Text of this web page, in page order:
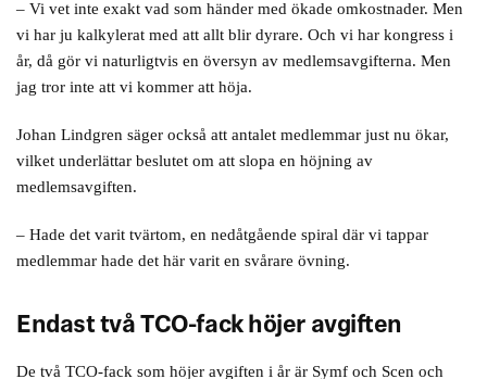
– Vi vet inte exakt vad som händer med ökade omkostnader. Men
vi har ju kalkylerat med att allt blir dyrare. Och vi har kongress i
år, då gör vi naturligtvis en översyn av medlemsavgifterna. Men
jag tror inte att vi kommer att höja.
Johan Lindgren säger också att antalet medlemmar just nu ökar,
vilket underlättar beslutet om att slopa en höjning av
medlemsavgiften.
– Hade det varit tvärtom, en nedåtgående spiral där vi tappar
medlemmar hade det här varit en svårare övning.
Endast två TCO-fack höjer avgiften
De två TCO-fack som höjer avgiften i år är Symf och Scen och